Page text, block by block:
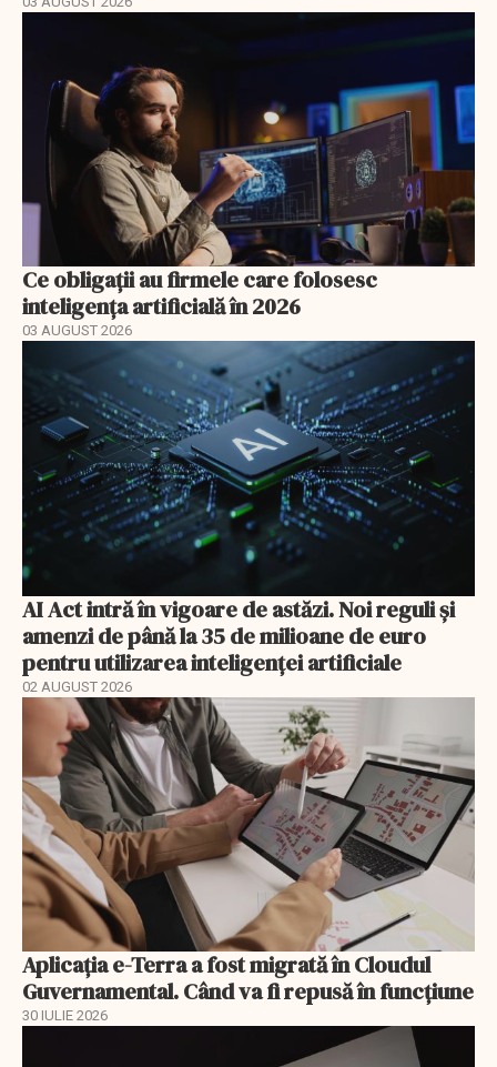
Ce obligații au firmele care folosesc
inteligența artificială în 2026
03 AUGUST 2026
AI Act intră în vigoare de astăzi. Noi reguli și
amenzi de până la 35 de milioane de euro
pentru utilizarea inteligenței artificiale
02 AUGUST 2026
Aplicația e-Terra a fost migrată în Cloudul
Guvernamental. Când va fi repusă în funcțiune
30 IULIE 2026